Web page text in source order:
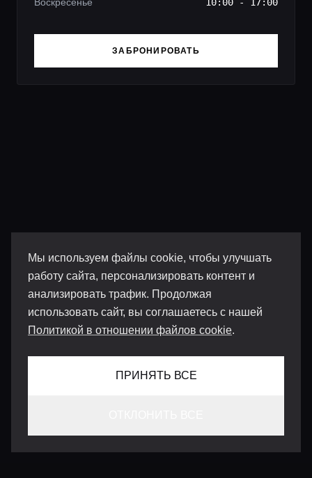
Мы используем файлы cookie, чтобы улучшать
работу сайта, персонализировать контент и
анализировать трафик. Продолжая
использовать сайт, вы соглашаетесь с нашей
Политикой в отношении файлов cookie.
ПРИНЯТЬ ВСЕ
ЗАБРОНИРОВАТЬ